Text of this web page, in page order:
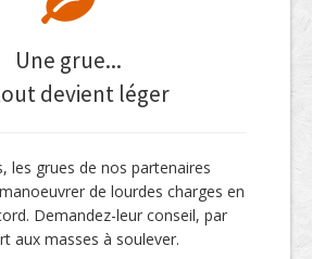
Une grue...
devient léger
les grues de nos partenaires
de lourdes charges en
Demandez-leur conseil, par
aux masses à soulever.